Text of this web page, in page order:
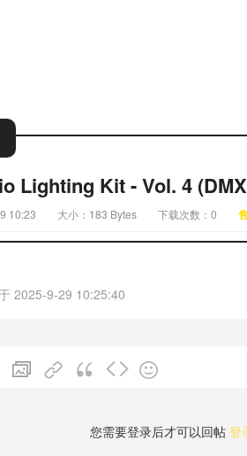
Lighting Kit - Vol. 4
10:23 大小：183 Bytes 下载次数：0
2025-9-29 10:25:40
您需要登录后才可以回帖 登